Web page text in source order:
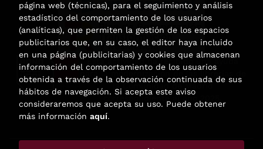
Esta actividad ha recibido una ayuda
para la modernización de las librerías de
la Comunidad de Madrid
correspondiente al año 2025.
página web (técnicas), para el seguimiento y análisis
estadístico del comportamiento de los usuarios
(analíticas), que permiten la gestión de los espacios
publicitarios que, en su caso, el editor haya incluido
en una página (publicitarias) y cookies que almacenan
información del comportamiento de los usuarios
obtenida a través de la observación continuada de sus
hábitos de navegación. Si acepta este aviso
consideraremos que acepta su uso. Puede obtener
más información aquí.